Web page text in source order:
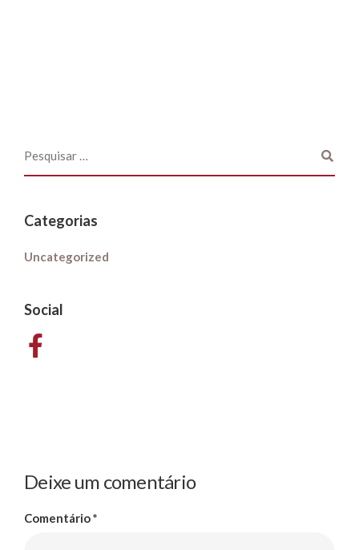
Categorias
Uncategorized
Social
Deixe um comentário
Comentário*